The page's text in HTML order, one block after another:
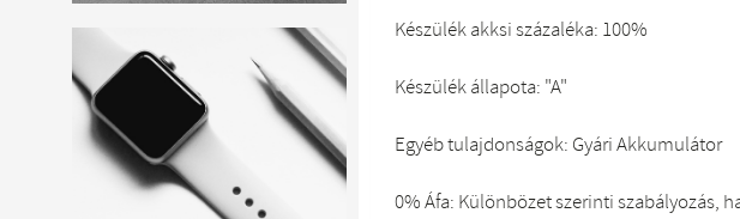
Készülék akksi százaléka: 100%
Készülék állapota: "A"
Egyéb tulajdonságok: Gyári Akkumulátor
0% Áfa: Különbözet szerinti szabályozás,